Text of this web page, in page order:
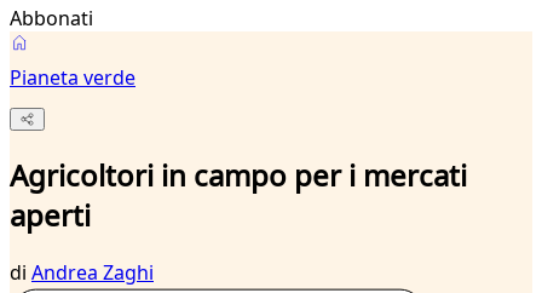
Abbonati
Pianeta verde
Agricoltori in campo per i mercati
aperti
di Andrea Zaghi